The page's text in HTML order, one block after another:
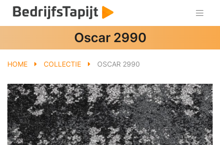
Oscar 2990
HOME COLLECTIE OSCAR 2990